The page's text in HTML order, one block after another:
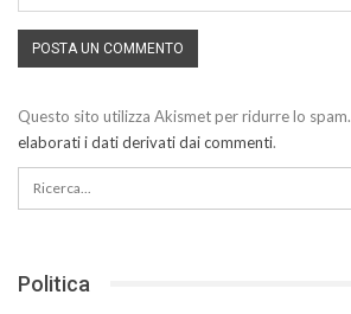
Questo sito utilizza Akismet per ridurre lo spam.
elaborati i dati derivati dai commenti.
Politica